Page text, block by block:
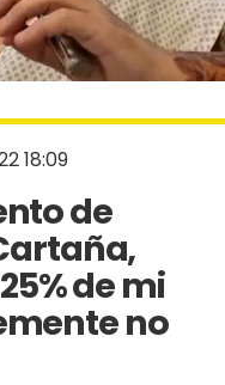
18:09
de
de mi
no